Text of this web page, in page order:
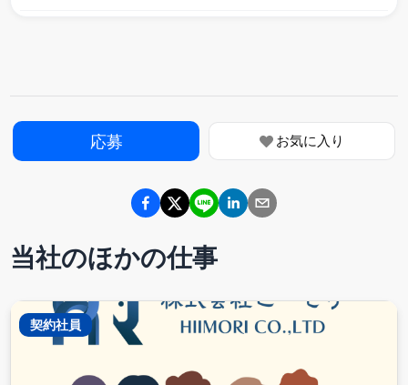
応募 お気に入り
当社のほかの仕事
契約社員